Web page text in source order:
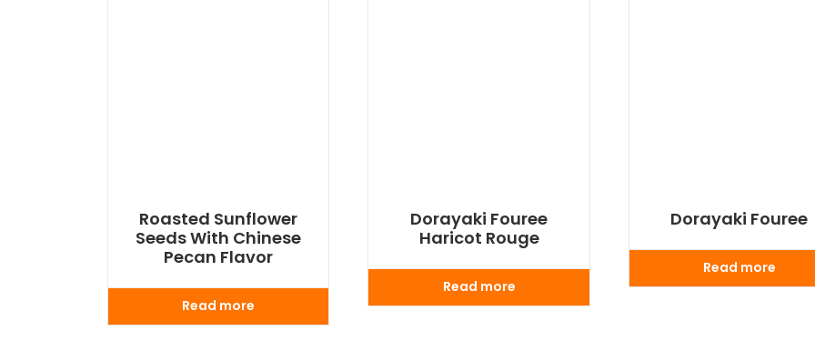
Roasted Sunflower
Seeds With Chinese
Pecan Flavor
Read more
Dorayaki Fouree
Haricot Rouge
Read more
Dorayaki Fouree
Read more